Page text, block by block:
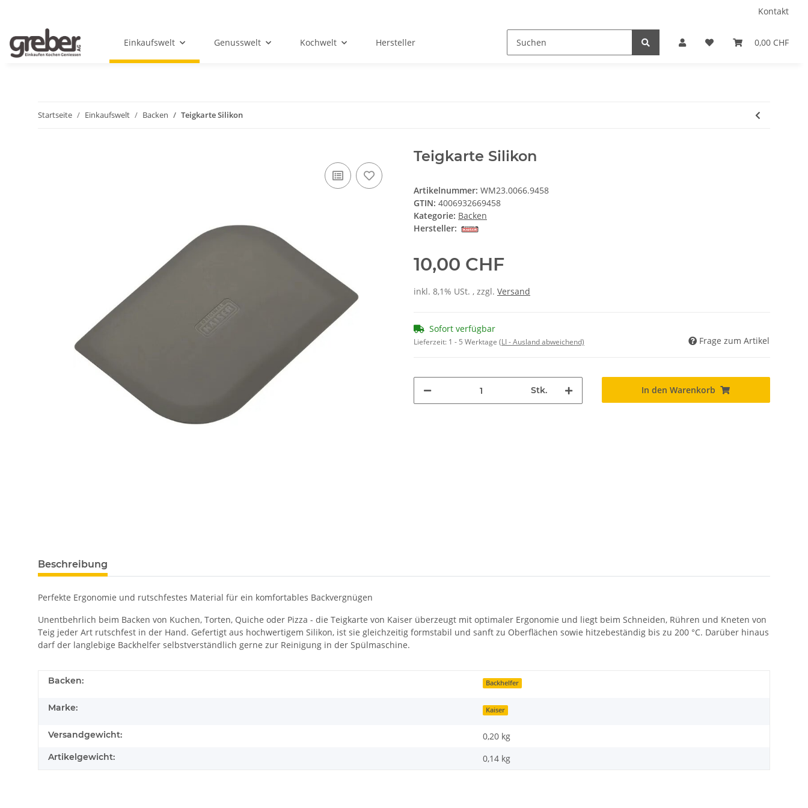
Kontakt
0,00 CHF
Einkaufswelt Genusswelt Kochwelt Hersteller
Startseite Einkaufswelt Backen Teigkarte Silikon
Teigkarte Silikon
Artikelnummer: WM23.0066.9458
GTIN: 4006932669458
Kategorie: Backen
Hersteller:
10,00 CHF
inkl. 8,1% USt. , zzgl. Versand
Sofort verfügbar
Lieferzeit: 1 - 5 Werktage (LI - Ausland abweichend) Frage zum Artikel
Stk. In den Warenkorb
Beschreibung
Perfekte Ergonomie und rutschfestes Material für ein komfortables Backvergnügen
Unentbehrlich beim Backen von Kuchen, Torten, Quiche oder Pizza - die Teigkarte von Kaiser überzeugt mit optimaler Ergonomie und liegt beim Schneiden, Rühren und Kneten von
Teig jeder Art rutschfest in der Hand. Gefertigt aus hochwertigem Silikon, ist sie gleichzeitig formstabil und sanft zu Oberflächen sowie hitzebeständig bis zu 200 °C. Darüber hinaus
darf der langlebige Backhelfer selbstverständlich gerne zur Reinigung in der Spülmaschine.
Backen: Backhelfer
Marke: Kaiser
Versandgewicht: 0,20 kg
Artikelgewicht: 0,14 kg